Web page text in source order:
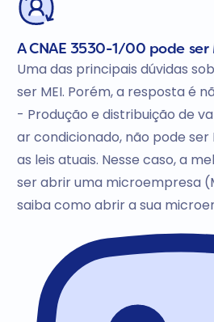
A CNAE 3530-1/00 pode ser
Uma das principais dúvidas
ser MEI. Porém, a resposta é
- Produção e distribuição de
ar condicionado, não pode
as leis atuais. Nesse caso, a
ser abrir uma microempresa
saiba como abrir a sua